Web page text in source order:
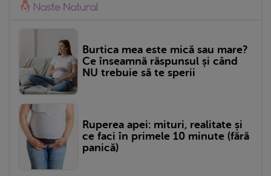
Burtica mea este mică sau mare?
Ce înseamnă răspunsul și când
NU trebuie să te sperii
Ruperea apei: mituri, realitate și
ce faci în primele 10 minute (fără
panică)